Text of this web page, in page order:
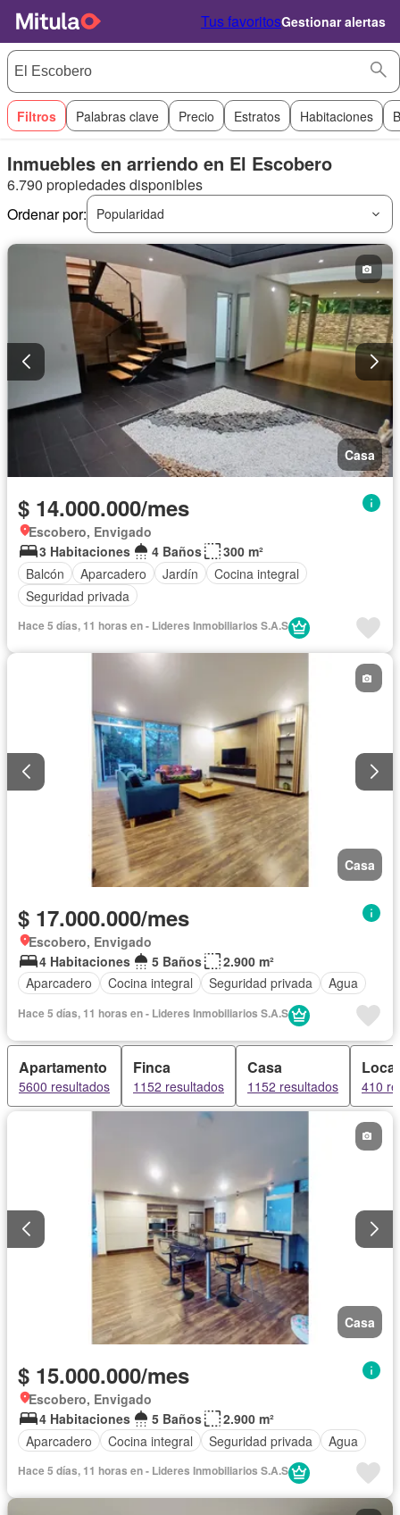
Tus favoritosGestionar alertas
Filtros Palabras clave Precio Estratos Habitaciones
Inmuebles en arriendo en El Escobero
6.790 propiedades disponibles
Ordenar por:
Popularidad
Casa
$ 14.000.000/mes
Escobero, Envigado
3 Habitaciones
4 Baños
300 m²
Balcón
Aparcadero Jardín
Cocina integral
Seguridad privada
Hace 5 días, 11 horas en - Lideres Inmobiliarios S.A.S
Casa
$ 17.000.000/mes
Escobero, Envigado
4 Habitaciones
5 Baños
2.900 m²
Aparcadero
Cocina integral Seguridad privada Agua
Hace 5 días, 11 horas en - Lideres Inmobiliarios S.A.S
Apartamento
5600 resultados
Finca
1152 resultados
Casa
1152 resultados
Local
410
Casa
$ 15.000.000/mes
Escobero, Envigado
4 Habitaciones
5 Baños
2.900 m²
Aparcadero
Cocina integral Seguridad privada Agua
Hace 5 días, 11 horas en - Lideres Inmobiliarios S.A.S